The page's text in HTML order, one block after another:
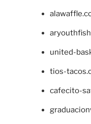
united-
tios-
cafecito-